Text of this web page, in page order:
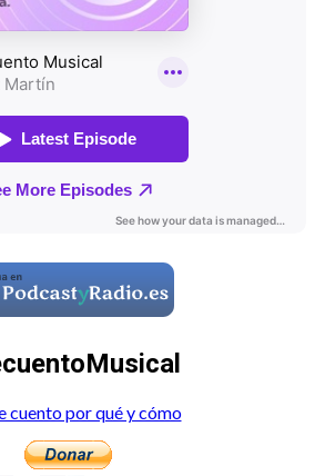
cuento por qué y cómo